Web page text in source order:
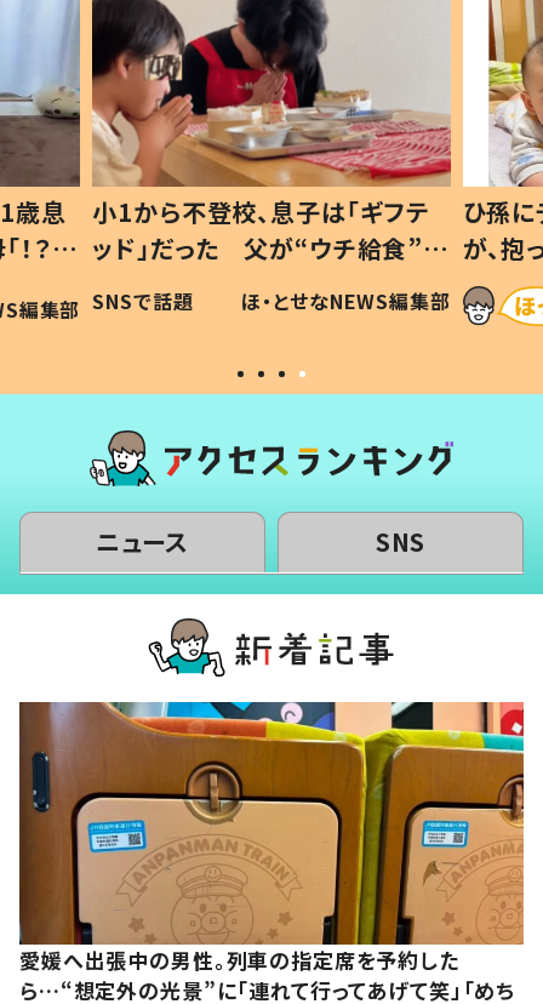
歳息
？」
編集部
小1から不登校、息子は「ギフテ
ッド」だった 父が“ウチ給食”を
作り続ける理由とは #令和の親
#令和の子
SNSで話題 ほ・とせなNEWS編集部
ひ孫
が、
「涙が
い」
ニュース SNS
愛媛へ出張中の男性。列車の指定席を予約した
ら…“想定外の光景”に「連れて行ってあげて笑」「めち